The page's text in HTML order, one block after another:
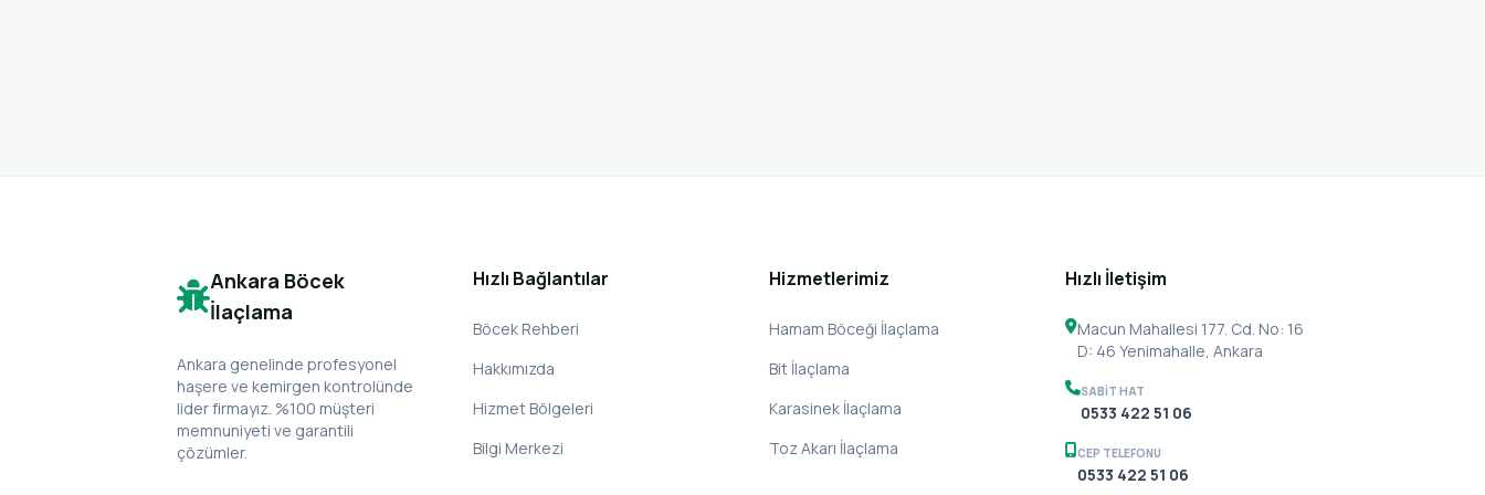
Ankara Böcek
İlaçlama
Ankara genelinde profesyonel
haşere ve kemirgen kontrolünde
lider firmayız. %100 müşteri
memnuniyeti ve garantili
çözümler.
Hızlı Bağlantılar
Böcek Rehberi
Hakkımızda
Hizmet Bölgeleri
Bilgi Merkezi
Hizmetlerimiz
Hamam Böceği İlaçlama
Bit İlaçlama
Karasinek İlaçlama
Toz Akarı İlaçlama
Hızlı İletişim
Macun Mahallesi 177. Cd. No: 16
D: 46 Yenimahalle, Ankara
SABIT HAT
0533 422 51 06
CEP TELEFONU
0533 422 51 06